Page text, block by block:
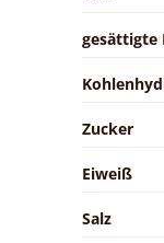
gesättigte
Zucker
Eiweiß
Salz